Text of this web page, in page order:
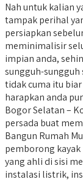
Nah untuk kalian
tampak perihal
persiapkan
meminimalisir
impian anda,
sungguh-
tidak cuma itu
harapkan anda
Bogor Selatan –
persada buat
Bangun Rumah
pemborong
yang ahli di sisi
instalasi listrik,